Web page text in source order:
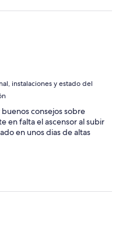
instalaciones y estado del
consejos sobre
en falta el ascensor al subir
en unos dias de altas